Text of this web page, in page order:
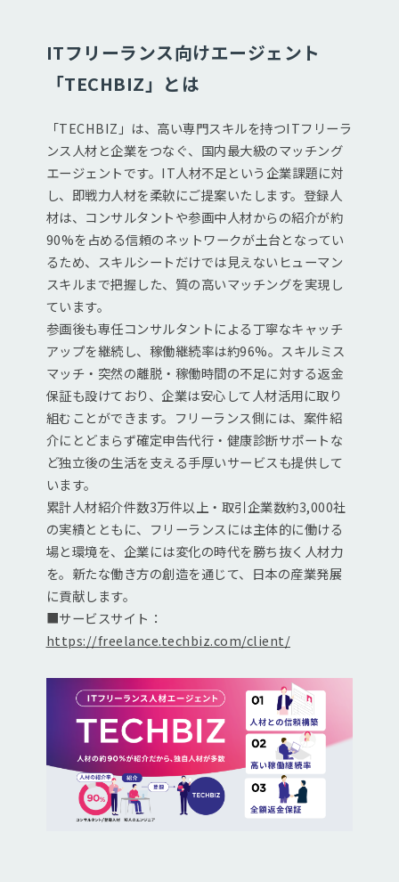
ITフリーランス向けエージェント
「TECHBIZ」とは
「TECHBIZ」は、高い専門スキルを持つITフリーラ
ンス人材と企業をつなぐ、国内最大級のマッチング
エージェントです。IT人材不足という企業課題に対
し、即戦力人材を柔軟にご提案いたします。登録人
材は、コンサルタントや参画中人材からの紹介が約
90%を占める信頼のネットワークが土台となってい
るため、スキルシートだけでは見えないヒューマン
スキルまで把握した、質の高いマッチングを実現し
ています。
参画後も専任コンサルタントによる丁寧なキャッチ
アップを継続し、稼働継続率は約96%。スキルミス
マッチ・突然の離脱・稼働時間の不足に対する返金
保証も設けており、企業は安心して人材活用に取り
組むことができます。フリーランス側には、案件紹
介にとどまらず確定申告代行・健康診断サポートな
ど独立後の生活を支える手厚いサービスも提供して
います。
累計人材紹介件数3万件以上・取引企業数約3,000社
の実績とともに、フリーランスには主体的に働ける
場と環境を、企業には変化の時代を勝ち抜く人材力
を。新たな働き方の創造を通じて、日本の産業発展
に貢献します。
■サービスサイト：
https://freelance.techbiz.com/client/